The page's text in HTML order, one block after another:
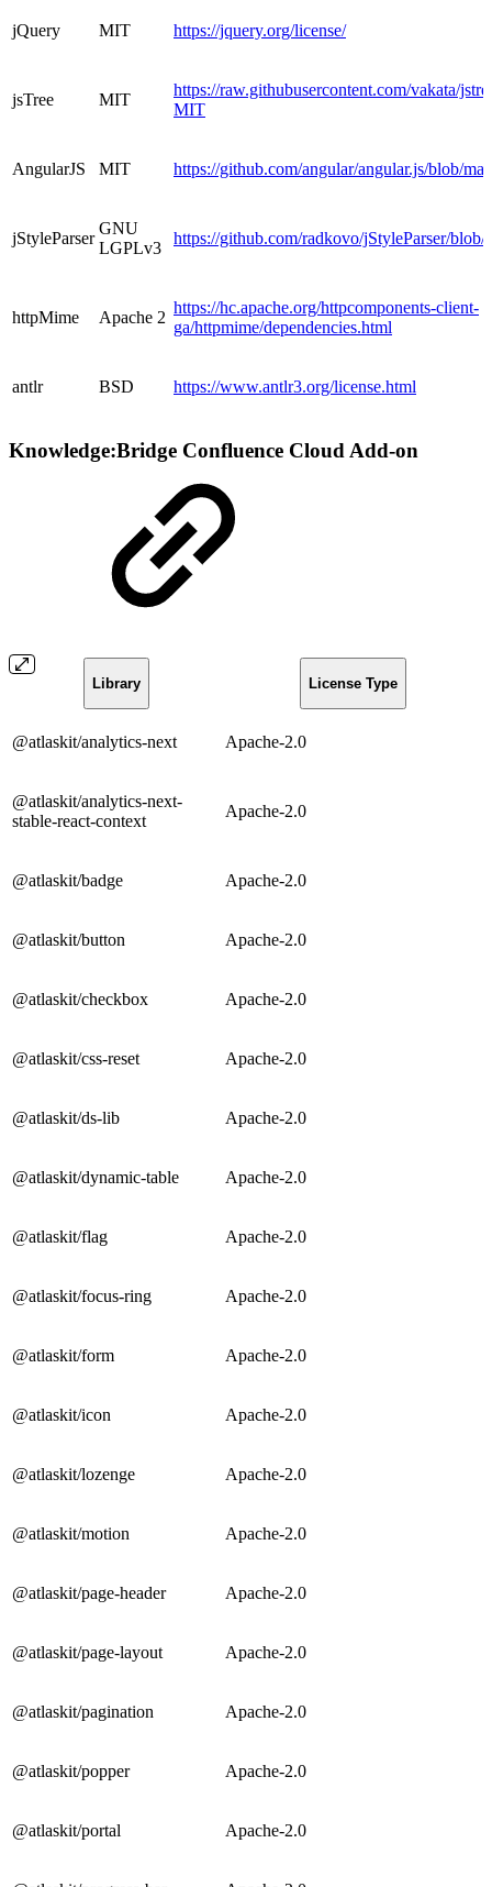
jQuery MIT https://jquery.org/license/
jsTree MIT
https://raw.githubusercontent.com/vakata/
MIT
AngularJS MIT https://github.com/angular/angular.js/blob/
jStyleParser
GNU
LGPLv3
https://github.com/radkovo/jStyleParser/
httpMime Apache 2
https://hc.apache.org/httpcomponents-client-
ga/httpmime/dependencies.html
antlr BSD https://www.antlr3.org/license.html
Knowledge:Bridge Confluence Cloud Add-on
Library License Type
@atlaskit/analytics-next Apache-2.0
@atlaskit/analytics-next-
stable-react-context
Apache-2.0
@atlaskit/badge Apache-2.0
@atlaskit/button Apache-2.0
@atlaskit/checkbox Apache-2.0
@atlaskit/css-reset Apache-2.0
@atlaskit/ds-lib Apache-2.0
@atlaskit/dynamic-table Apache-2.0
@atlaskit/flag Apache-2.0
@atlaskit/focus-ring Apache-2.0
@atlaskit/form Apache-2.0
@atlaskit/icon Apache-2.0
@atlaskit/lozenge Apache-2.0
@atlaskit/motion Apache-2.0
@atlaskit/page-header Apache-2.0
@atlaskit/page-layout Apache-2.0
@atlaskit/pagination Apache-2.0
@atlaskit/popper Apache-2.0
@atlaskit/portal Apache-2.0